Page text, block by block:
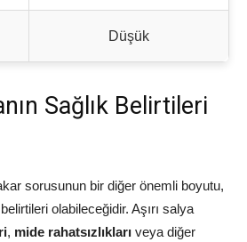
Düşük
Sağlık Belirtileri
sorusunun bir diğer önemli boyutu,
olabileceğidir. Aşırı salya
, mide rahatsızlıkları veya diğer